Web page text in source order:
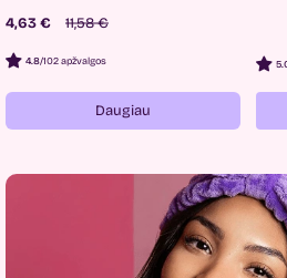
4,63 € 11,58 €
4.8/102 apžvalgos
Daugiau